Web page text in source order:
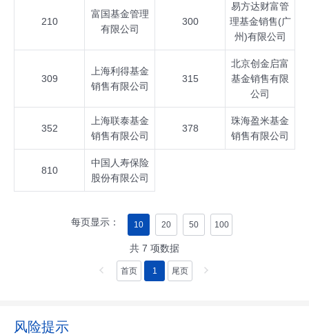
210
富国基金管理
有限公司
300
易方达财富管
理基金销售(广
州)有限公司
309
上海利得基金
销售有限公司
315
北京创金启富
基金销售有限
公司
352
上海联泰基金
销售有限公司
378
珠海盈米基金
销售有限公司
810
中国人寿保险
股份有限公司
每页显示： 10 20 50 100
共 7 项数据
首页 1 尾页
风险提示